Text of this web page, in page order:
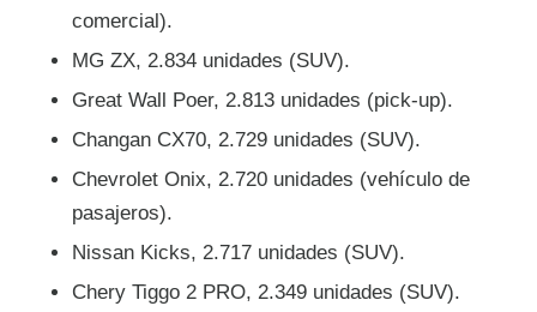
comercial).
MG ZX, 2.834 unidades (SUV).
Great Wall Poer, 2.813 unidades (pick-up).
Changan CX70, 2.729 unidades (SUV).
Chevrolet Onix, 2.720 unidades (vehículo de
pasajeros).
Nissan Kicks, 2.717 unidades (SUV).
Chery Tiggo 2 PRO, 2.349 unidades (SUV).